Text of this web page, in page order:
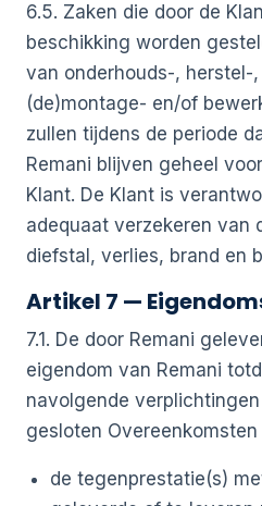
6.5. Zaken die door de
beschikking worden
van onderhouds-, herstel-
(de)montage- en/of
zullen tijdens de periode
Remani blijven geheel
Klant. De Klant is
adequaat verzekeren van
diefstal, verlies, brand en
Artikel 7 —
7.1. De door Remani
eigendom van Remani
navolgende
gesloten
de tegenprestatie(s)